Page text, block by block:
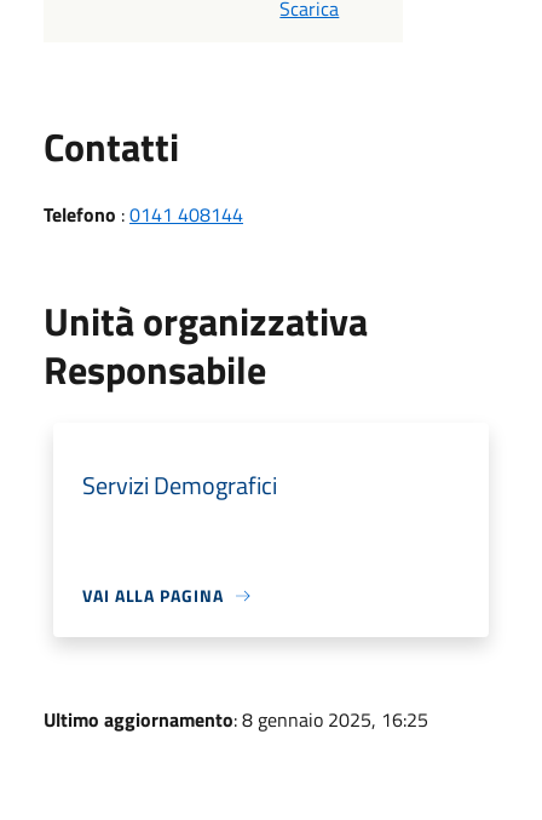
Scarica
Contatti
Telefono :0141 408144
Unità organizzativa
Responsabile
Servizi Demografici
VAI ALLA PAGINA
Ultimo aggiornamento: 8 gennaio 2025, 16:25